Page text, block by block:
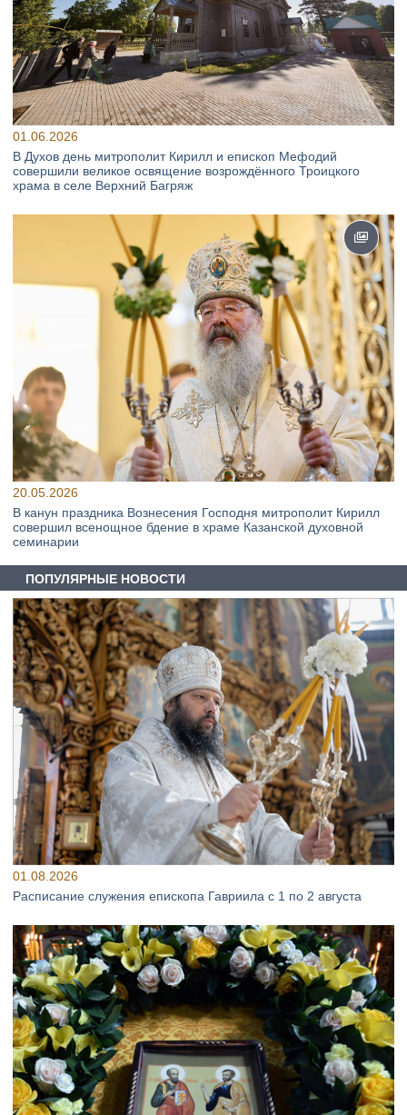
01.06.2026
В Духов день митрополит Кирилл и епископ Мефодий
совершили великое освящение возрождённого Троицкого
храма в селе Верхний Багряж
20.05.2026
В канун праздника Вознесения Господня митрополит Кирилл
совершил всенощное бдение в храме Казанской духовной
семинарии
ПОПУЛЯРНЫЕ НОВОСТИ
01.08.2026
Расписание служения епископа Гавриила с 1 по 2 августа